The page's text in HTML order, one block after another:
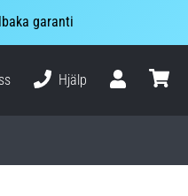
garanti
Hjälp